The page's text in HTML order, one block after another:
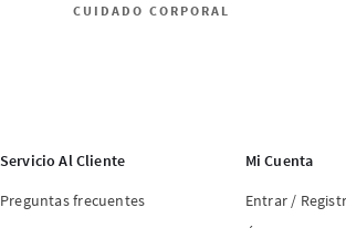
CUIDADO CORPORAL
Servicio Al Cliente
Preguntas frecuentes
Mi Cuenta
Entrar /